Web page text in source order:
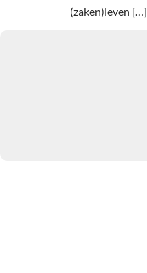
(zaken)leven […]